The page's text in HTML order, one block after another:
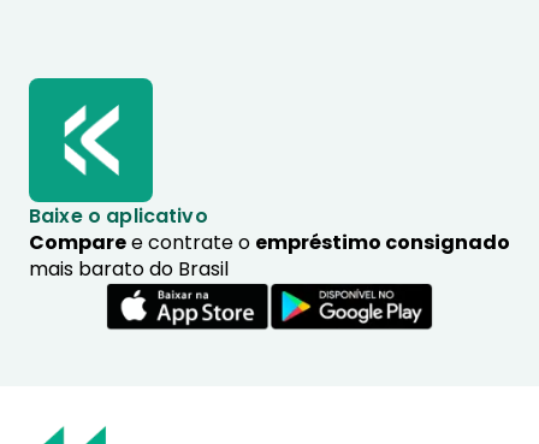
Baixe o aplicativo
Comparee contrate o empréstimo consignado
mais barato do Brasil